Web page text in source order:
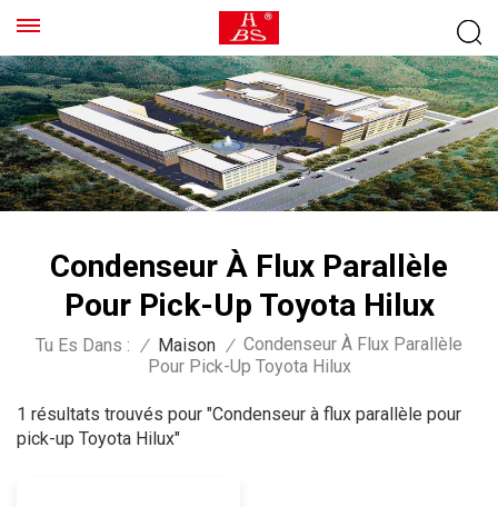
Condenseur À Flux Parallèle
Pour Pick-Up Toyota Hilux
Tu Es Dans : / Maison / Condenseur À Flux Parallèle
Pour Pick-Up Toyota Hilux
1 résultats trouvés pour "Condenseur à flux parallèle pour
pick-up Toyota Hilux"